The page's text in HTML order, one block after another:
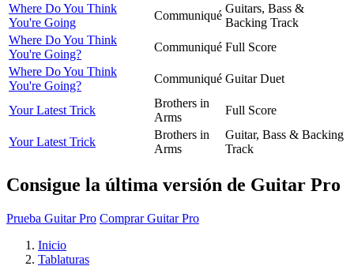
Where Do You Think
You're Going
Communiqué
Guitars, Bass &
Backing Track
Where Do You Think
You're Going?
Communiqué Full Score
Where Do You Think
You're Going?
Communiqué Guitar Duet
Your Latest Trick
Brothers in
Arms
Full Score
Your Latest Trick
Brothers in
Arms
Guitar, Bass & Backing
Track
Consigue la última versión de Guitar Pro
Prueba Guitar Pro Comprar Guitar Pro
Inicio
Tablaturas